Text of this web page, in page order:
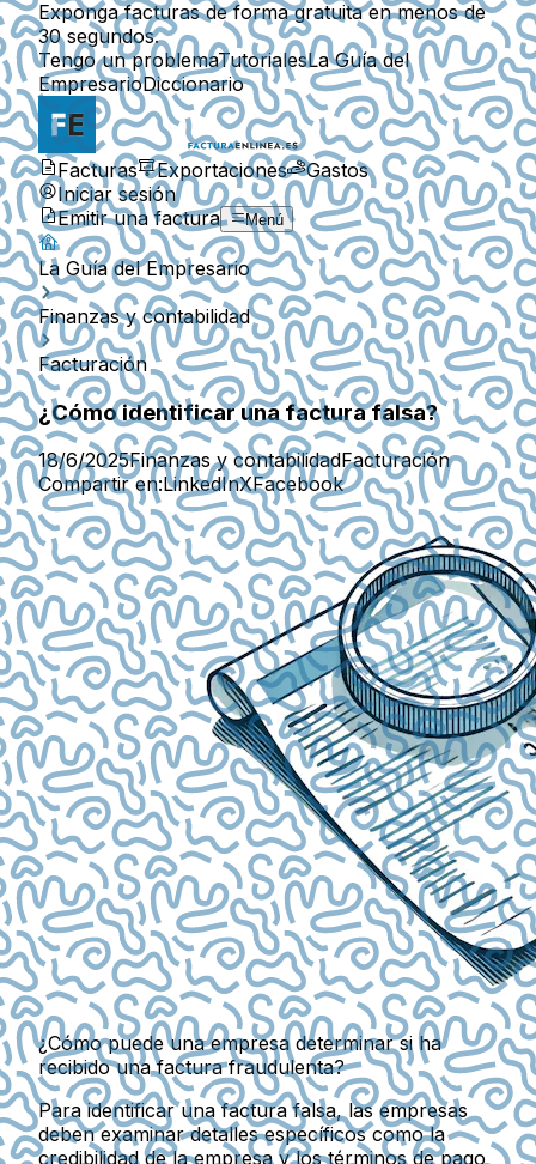
Exponga facturas de forma gratuita en menos de
30 segundos.
Tengo un problemaTutorialesLa Guía del
EmpresarioDiccionario
Facturas Exportaciones
Gastos
Iniciar sesión
Emitir una factura
Menú
La Guía del Empresario
Finanzas y contabilidad
Facturación
¿Cómo identificar una factura falsa?
18/6/2025Finanzas y contabilidadFacturación
Compartir en:LinkedInXFacebook
¿Cómo puede una empresa determinar si ha
recibido una factura fraudulenta?
Para identificar una factura falsa, las empresas
deben examinar detalles específicos como la
credibilidad de la empresa y los términos de pago